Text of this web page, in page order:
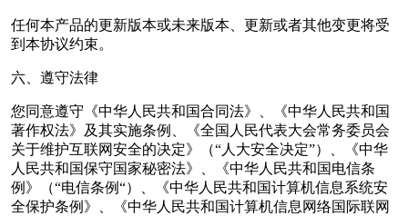
任何本产品的更新版本或未来版本、更新或者其他变更将受
到本协议约束。
六、遵守法律
您同意遵守《中华人民共和国合同法》、《中华人民共和国
著作权法》及其实施条例、《全国人民代表大会常务委员会
关于维护互联网安全的决定》（“人大安全决定”）、《中华
人民共和国保守国家秘密法》、《中华人民共和国电信条
例》（“电信条例“）、《中华人民共和国计算机信息系统安
全保护条例》、《中华人民共和国计算机信息网络国际联网